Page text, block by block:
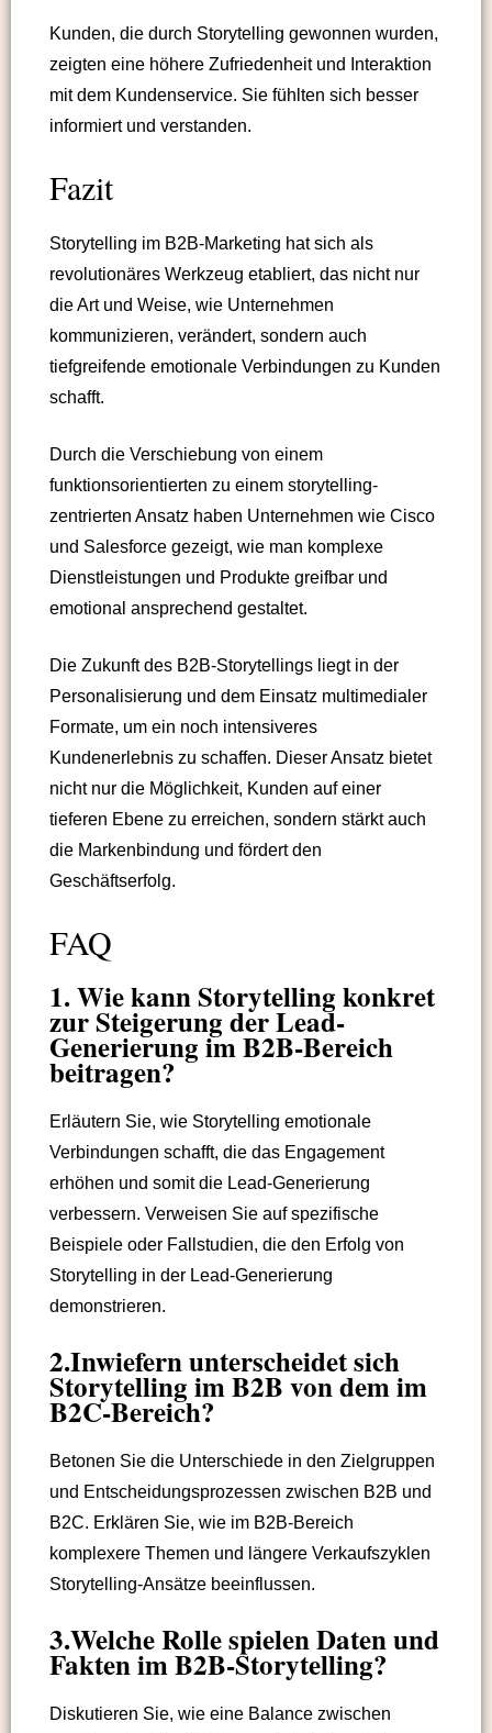
Kunden, die durch Storytelling gewonnen wurden,
zeigten eine höhere Zufriedenheit und Interaktion
mit dem Kundenservice. Sie fühlten sich besser
informiert und verstanden.
Fazit
Storytelling im B2B-Marketing hat sich als
revolutionäres Werkzeug etabliert, das nicht nur
die Art und Weise, wie Unternehmen
kommunizieren, verändert, sondern auch
tiefgreifende emotionale Verbindungen zu Kunden
schafft.
Durch die Verschiebung von einem
funktionsorientierten zu einem storytelling-
zentrierten Ansatz haben Unternehmen wie Cisco
und Salesforce gezeigt, wie man komplexe
Dienstleistungen und Produkte greifbar und
emotional ansprechend gestaltet.
Die Zukunft des B2B-Storytellings liegt in der
Personalisierung und dem Einsatz multimedialer
Formate, um ein noch intensiveres
Kundenerlebnis zu schaffen. Dieser Ansatz bietet
nicht nur die Möglichkeit, Kunden auf einer
tieferen Ebene zu erreichen, sondern stärkt auch
die Markenbindung und fördert den
Geschäftserfolg.
FAQ
1. Wie kann Storytelling konkret
zur Steigerung der Lead-
Generierung im B2B-Bereich
beitragen?
Erläutern Sie, wie Storytelling emotionale
Verbindungen schafft, die das Engagement
erhöhen und somit die Lead-Generierung
verbessern. Verweisen Sie auf spezifische
Beispiele oder Fallstudien, die den Erfolg von
Storytelling in der Lead-Generierung
demonstrieren.
2.Inwiefern unterscheidet sich
Storytelling im B2B von dem im
B2C-Bereich?
Betonen Sie die Unterschiede in den Zielgruppen
und Entscheidungsprozessen zwischen B2B und
B2C. Erklären Sie, wie im B2B-Bereich
komplexere Themen und längere Verkaufszyklen
Storytelling-Ansätze beeinflussen.
3.Welche Rolle spielen Daten und
Fakten im B2B-Storytelling?
Diskutieren Sie, wie eine Balance zwischen